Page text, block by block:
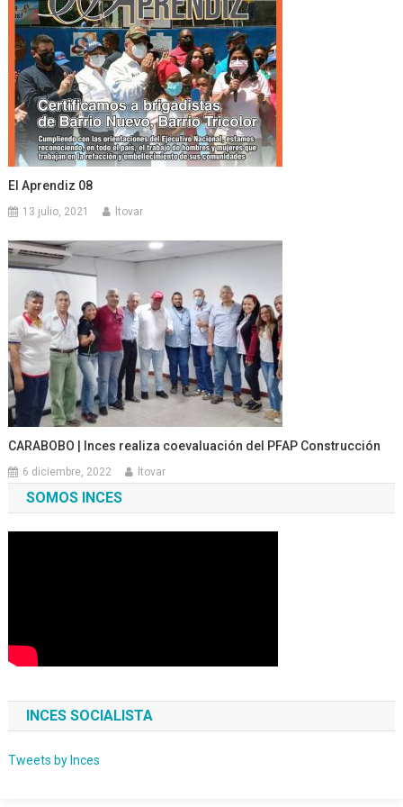
El Aprendiz 08
13 julio, 2021 ltovar
CARABOBO | Inces realiza coevaluación del PFAP Construcción
6 diciembre, 2022 ltovar
SOMOS INCES
INCES SOCIALISTA
Tweets by Inces